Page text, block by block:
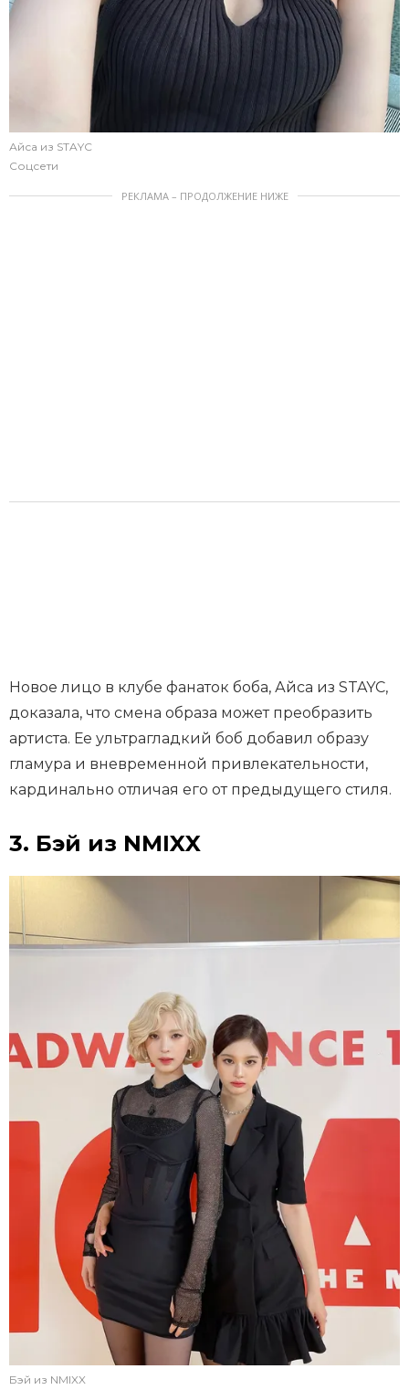
Айса из STAYC
Соцсети
РЕКЛАМА – ПРОДОЛЖЕНИЕ НИЖЕ
Новое лицо в клубе фанаток боба, Айса из STAYC,
доказала, что смена образа может преобразить
артиста. Ее ультрагладкий боб добавил образу
гламура и вневременной привлекательности,
кардинально отличая его от предыдущего стиля.
3. Бэй из NMIXX
Бэй из NMIXX